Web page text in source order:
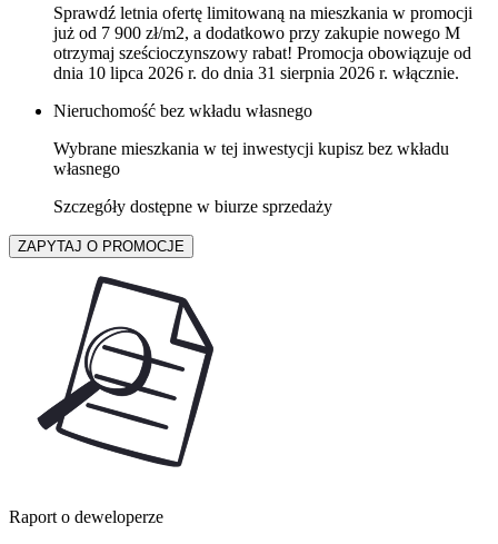
Sprawdź letnia ofertę limitowaną na mieszkania w promocji
już od 7 900 zł/m2, a dodatkowo przy zakupie nowego M
otrzymaj sześcioczynszowy rabat! Promocja obowiązuje od
dnia 10 lipca 2026 r. do dnia 31 sierpnia 2026 r. włącznie.
Nieruchomość bez wkładu własnego
Wybrane mieszkania w tej inwestycji kupisz bez wkładu
własnego
Szczegóły dostępne w biurze sprzedaży
ZAPYTAJ O PROMOCJE
Raport o deweloperze